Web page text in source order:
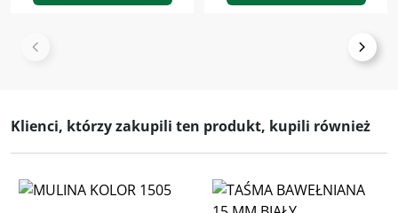
Klienci, którzy zakupili ten produkt, kupili również